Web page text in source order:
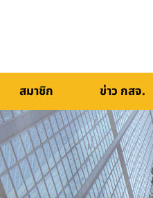
สมาชิก ข่าว กสจ.